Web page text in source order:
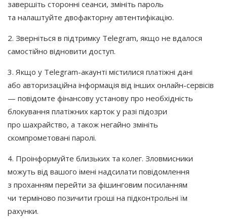
завершіть сторонні сеанси, змініть пароль
та налаштуйте двофакторну автентифікацію.
2. Зверніться в підтримку Telegram, якщо не вдалося
самостійно відновити доступ.
3. Якщо у Telegram-акаунті містилися платіжні дані
або авторизаційна інформація від інших онлайн-сервісів
— повідомте фінансову установу про необхідність
блокування платіжних карток у разі підозри
про шахрайство, а також негайно змініть
скомпрометовані паролі.
4. Проінформуйте близьких та колег. Зловмисники
можуть від вашого імені надсилати повідомлення
з проханням перейти за фішинговим посиланням
чи терміново позичити гроші на підконтрольні їм
рахунки.